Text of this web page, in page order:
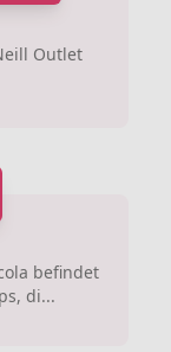
Outlet
befindet
di...